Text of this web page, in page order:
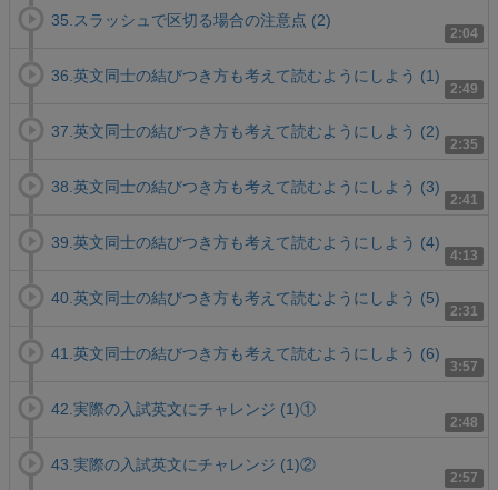
2:04
35.スラッシュで区切る場合の注意点 (2)
2:49
36.英文同士の結びつき方も考えて読むようにしよう (1)
2:35
37.英文同士の結びつき方も考えて読むようにしよう (2)
2:41
38.英文同士の結びつき方も考えて読むようにしよう (3)
4:13
39.英文同士の結びつき方も考えて読むようにしよう (4)
2:31
40.英文同士の結びつき方も考えて読むようにしよう (5)
3:57
41.英文同士の結びつき方も考えて読むようにしよう (6)
2:48
42.実際の入試英文にチャレンジ (1)①
2:57
43.実際の入試英文にチャレンジ (1)②